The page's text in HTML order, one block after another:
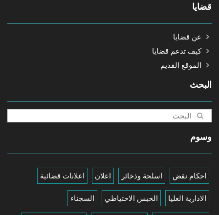
قضايا
عن قضايا
كيف تدعم قضايا
الموقع القديم
البحث
وسوم
احكام نقض اسلحة وذخائر اعلان اعلانات قضائية
الادارية العليا الحبس الاحتياطي السجناء